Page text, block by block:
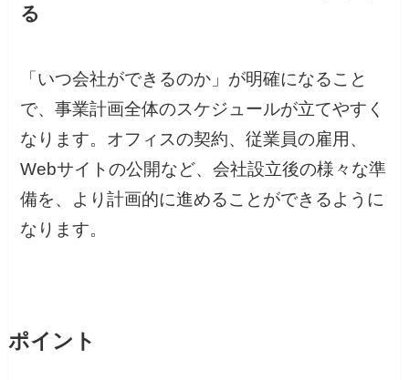
る
「いつ会社ができるのか」が明確になること
で、事業計画全体のスケジュールが立てやすく
なります。オフィスの契約、従業員の雇用、
Webサイトの公開など、会社設立後の様々な準
備を、より計画的に進めることができるように
なります。
ポイント